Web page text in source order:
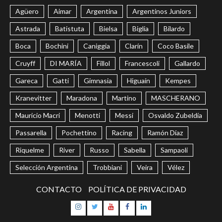
Agüero Aimar Argentina Argentinos Juniors
Astrada Batistuta Bielsa Biglia Bilardo
Boca Bochini Caniggia Clarín Coco Basile
Cruyff DI MARÍA Fillol Francescoli Gallardo
Gareca Gatti Gimnasia Higuaín Kempes
Kranevitter Maradona Martino MASCHERANO
Mauricio Macri Menotti Messi Osvaldo Zubeldía
Passarella Pochettino Racing Ramón Díaz
Riquelme River Russo Sabella Sampaoli
Selección Argentina Trobbiani Veira Vélez
CONTACTO POLÍTICA DE PRIVACIDAD
Instagram
Twitter
Youtube
Facebook
LinkedIn